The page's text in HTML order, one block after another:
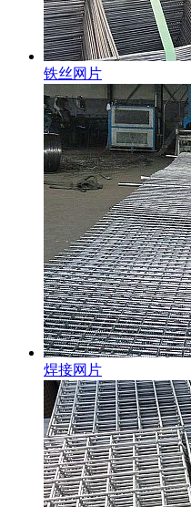
铁丝网片
焊接网片